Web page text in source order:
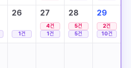
26
1건
27
4건
1건
28
5건
5건
29
2건
10건